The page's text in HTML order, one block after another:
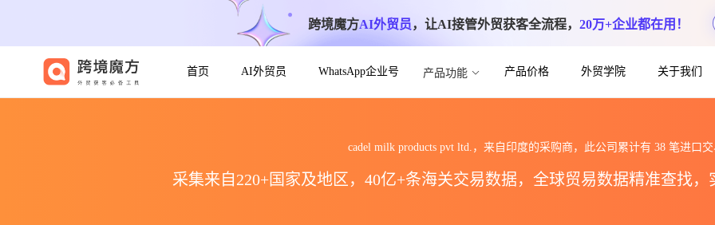
跨境魔方AI外贸员，让AI接管外贸获客全流程， 20万+企业都在用！
首页 AI外贸员 WhatsApp企业号 产品功能 产品价格 外贸学院 关于我们
cadel milk products pvt ltd.，来自印度的采购商，此公司累计有 38 笔进口
采集来自220+国家及地区，40亿+条海关交易数据，全球贸易数据精准查找